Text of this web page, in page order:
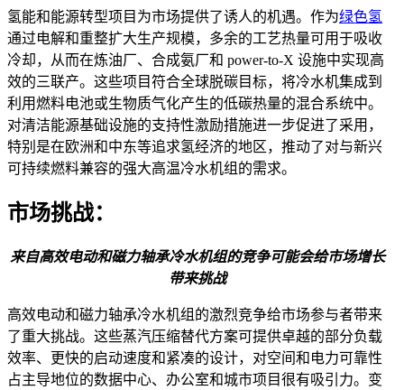
氢能和能源转型项目为市场提供了诱人的机遇。作为绿色氢
通过电解和重整扩大生产规模，多余的工艺热量可用于吸收
冷却，从而在炼油厂、合成氨厂和 power-to-X 设施中实现高
效的三联产。这些项目符合全球脱碳目标，将冷水机集成到
利用燃料电池或生物质气化产生的低碳热量的混合系统中。
对清洁能源基础设施的支持性激励措施进一步促进了采用，
特别是在欧洲和中东等追求氢经济的地区，推动了对与新兴
可持续燃料兼容的强大高温冷水机组的需求。
市场挑战：
来自高效电动和磁力轴承冷水机组的竞争可能会给市场增长
带来挑战
高效电动和磁力轴承冷水机组的激烈竞争给市场参与者带来
了重大挑战。这些蒸汽压缩替代方案可提供卓越的部分负载
效率、更快的启动速度和紧凑的设计，对空间和电力可靠性
占主导地位的数据中心、办公室和城市项目很有吸引力。变